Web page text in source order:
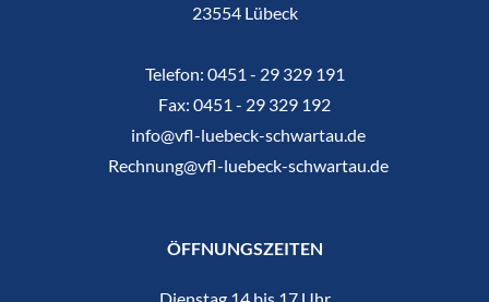
23554 Lübeck
Telefon: 0451 - 29 329 191
Fax: 0451 - 29 329 192
info@vfl-luebeck-schwartau.de
Rechnung@vfl-luebeck-schwartau.de
ÖFFNUNGSZEITEN
Dienstag 14 bis 17 Uhr